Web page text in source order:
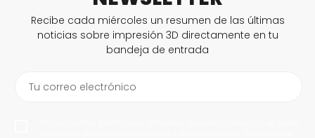
Recibe cada miércoles un resumen de las últimas
noticias sobre impresión 3D directamente en tu
bandeja de entrada
Tu correo electrónico